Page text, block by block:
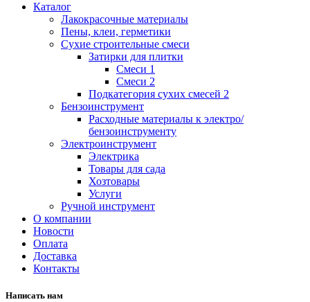
Каталог
Лакокрасочные материалы
Пены, клеи, герметики
Сухие строительные смеси
Затирки для плитки
Смеси 1
Смеси 2
Подкатегория сухих смесей 2
Бензоинструмент
Расходные материалы к электро/
бензоинструменту
Электроинструмент
Электрика
Товары для сада
Хозтовары
Услуги
Ручной инструмент
О компании
Новости
Оплата
Доставка
Контакты
Написать нам